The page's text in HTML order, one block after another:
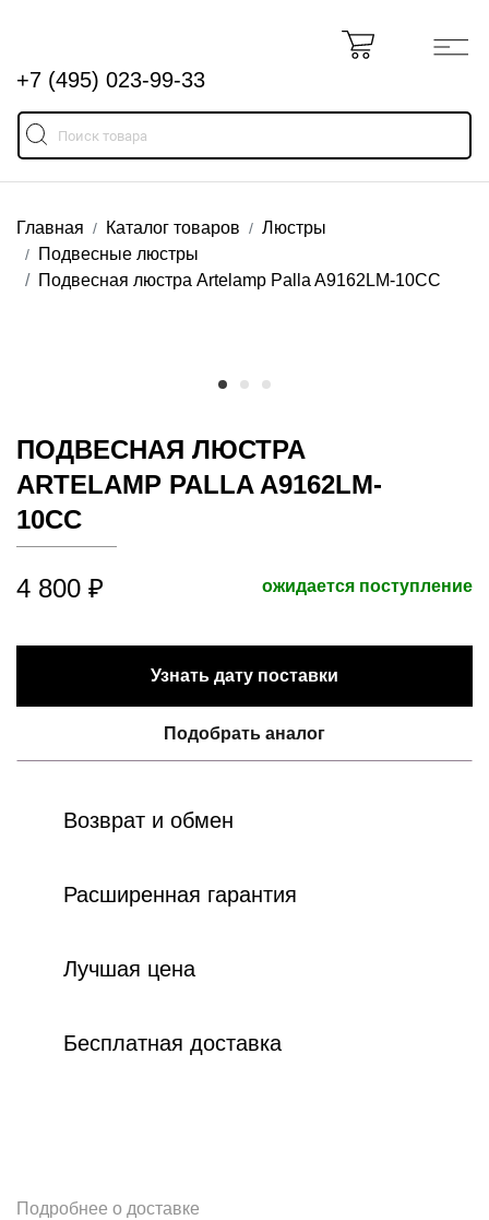
+7 (495) 023-99-33
Главная Каталог товаров
Люстры
Подвесные люстры
Подвесная люстра Artelamp Palla A9162LM-10CC
ПОДВЕСНАЯ ЛЮСТРА
ARTELAMP PALLA A9162LM-
10CC
4 800 ₽ ожидается поступление
Узнать дату поставки
Подобрать аналог
Возврат и обмен
Расширенная гарантия
Лучшая цена
Бесплатная доставка
Подробнее о доставке